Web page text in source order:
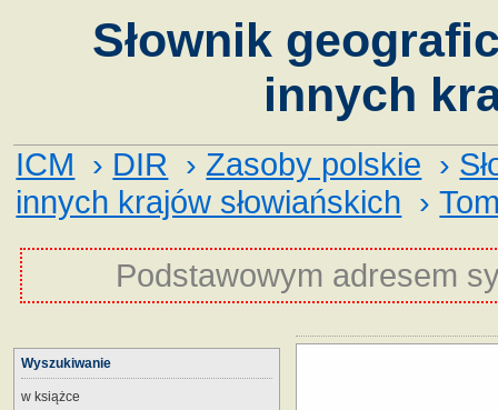
Słownik
innych
ICM › DIR › Zasoby polskie ›
innych krajów słowiańskich ›
Podstawowym adresem
Wyszukiwanie
w książce